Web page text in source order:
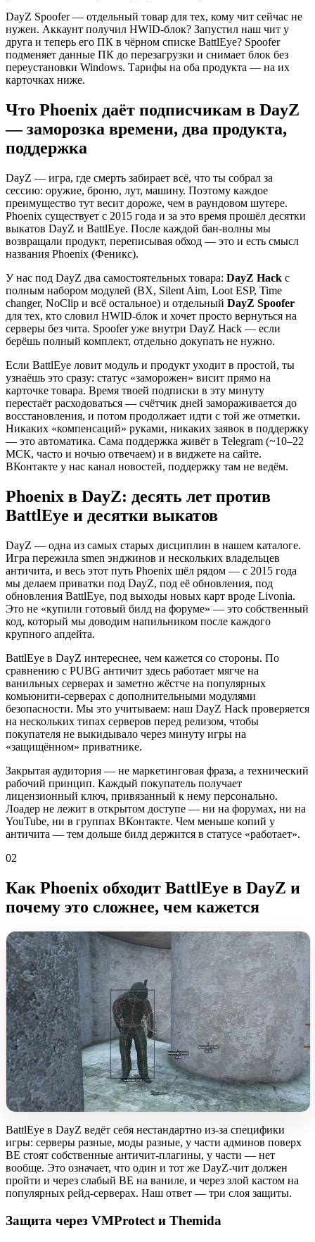
DayZ Spoofer — отдельный товар для тех, кому чит сейчас не
нужен. Аккаунт получил HWID-блок? Запустил наш чит у
друга и теперь его ПК в чёрном списке BattlEye? Spoofer
подменяет данные ПК до перезагрузки и снимает блок без
переустановки Windows. Тарифы на оба продукта — на их
карточках ниже.
Что Phoenix даёт подписчикам в DayZ
— заморозка времени, два продукта,
поддержка
DayZ — игра, где смерть забирает всё, что ты собрал за
сессию: оружие, броню, лут, машину. Поэтому каждое
преимущество тут весит дороже, чем в раундовом шутере.
Phoenix существует с 2015 года и за это время прошёл десятки
выкатов DayZ и BattlEye. После каждой бан-волны мы
возвращали продукт, переписывая обход — это и есть смысл
названия Phoenix (Феникс).
У нас под DayZ два самостоятельных товара: DayZ Hack с
полным набором модулей (ВХ, Silent Aim, Loot ESP, Time
changer, NoClip и всё остальное) и отдельный DayZ Spoofer
для тех, кто словил HWID-блок и хочет просто вернуться на
серверы без чита. Spoofer уже внутри DayZ Hack — если
берёшь полный комплект, отдельно докупать не нужно.
Если BattlEye ловит модуль и продукт уходит в простой, ты
узнаёшь это сразу: статус «заморожен» висит прямо на
карточке товара. Время твоей подписки в эту минуту
перестаёт расходоваться — счётчик дней замораживается до
восстановления, и потом продолжает идти с той же отметки.
Никаких «компенсаций» руками, никаких заявок в поддержку
— это автоматика. Сама поддержка живёт в Telegram (~10–22
МСК, часто и ночью отвечаем) и в виджете на сайте.
ВКонтакте у нас канал новостей, поддержку там не ведём.
Phoenix в DayZ: десять лет против
BattlEye и десятки выкатов
DayZ — одна из самых старых дисциплин в нашем каталоге.
Игра пережила smen энджинов и нескольких владельцев
античита, и весь этот путь Phoenix шёл рядом — с 2015 года
мы делаем приватки под DayZ, под её обновления, под
обновления BattlEye, под выходы новых карт вроде Livonia.
Это не «купили готовый билд на форуме» — это собственный
код, который мы доводим напильником после каждого
крупного апдейта.
BattlEye в DayZ интереснее, чем кажется со стороны. По
сравнению с PUBG античит здесь работает мягче на
ванильных серверах и заметно жёстче на популярных
комьюнити-серверах с дополнительными модулями
безопасности. Мы это учитываем: наш DayZ Hack проверяется
на нескольких типах серверов перед релизом, чтобы
покупателя не выкидывало через минуту игры на
«защищённом» приватнике.
Закрытая аудитория — не маркетинговая фраза, а технический
рабочий принцип. Каждый покупатель получает
лицензионный ключ, привязанный к нему персонально.
Лоадер не лежит в открытом доступе — ни на форумах, ни на
YouTube, ни в группах ВКонтакте. Чем меньше копий у
античита — тем дольше билд держится в статусе «работает».
02
Как Phoenix обходит BattlEye в DayZ и
почему это сложнее, чем кажется
BattlEye в DayZ ведёт себя нестандартно из-за специфики
игры: серверы разные, моды разные, у части админов поверх
BE стоят собственные античит-плагины, у части — нет
вообще. Это означает, что один и тот же DayZ-чит должен
пройти и через слабый BE на ваниле, и через злой кастом на
популярных рейд-серверах. Наш ответ — три слоя защиты.
Защита через VMProtect и Themida